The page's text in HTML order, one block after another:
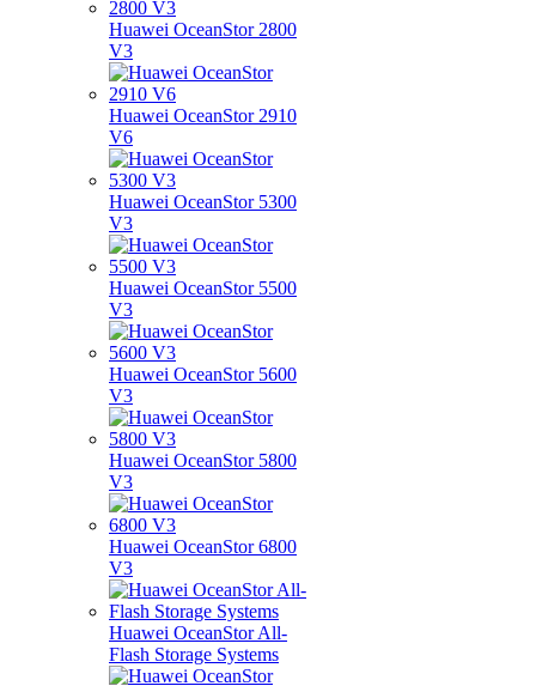
Huawei OceanStor 2800
V3
Huawei OceanStor 2910
V6
Huawei OceanStor 5300
V3
Huawei OceanStor 5500
V3
Huawei OceanStor 5600
V3
Huawei OceanStor 5800
V3
Huawei OceanStor 6800
V3
Huawei OceanStor All-
Flash Storage Systems